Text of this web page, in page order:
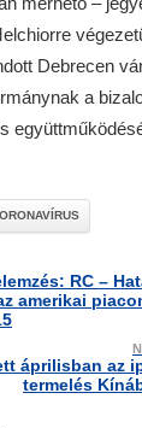
Debrecen
a
RC –
amerikai
áprilisban az
termelés